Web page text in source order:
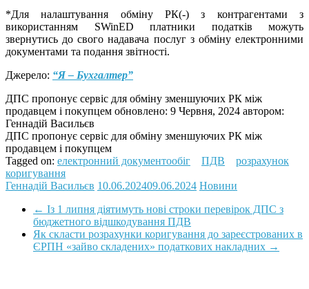
*Для налаштування обміну РК(-) з контрагентами з
використанням SWinED платники податків можуть
звернутись до свого надавача послуг з обміну електронними
документами та подання звітності.
Джерело: “Я – Бухгалтер”
ДПС пропонує сервіс для обміну зменшуючих РК між
продавцем і покупцем обновлено: 9 Червня, 2024 автором:
Геннадій Васильєв
ДПС пропонує сервіс для обміну зменшуючих РК між
продавцем і покупцем
Tagged on: електронний документообіг ПДВ
розрахунок
коригування
Геннадій Васильєв 10.06.202409.06.2024 Новини
← Із 1 липня діятимуть нові строки перевірок ДПС з
бюджетного відшкодування ПДВ
Як скласти розрахунки коригування до зареєстрованих в
ЄРПН «зайво складених» податкових накладних →